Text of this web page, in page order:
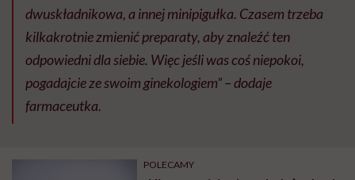
dwuskładnikowa, a innej minipigułka. Czasem trzeba
kilkakrotnie zmienić preparaty, aby znaleźć ten
odpowiedni dla siebie. Więc jeśli was coś niepokoi,
pogadajcie ze swoim ginekologiem” – dodaje
farmaceutka.
POLECAMY